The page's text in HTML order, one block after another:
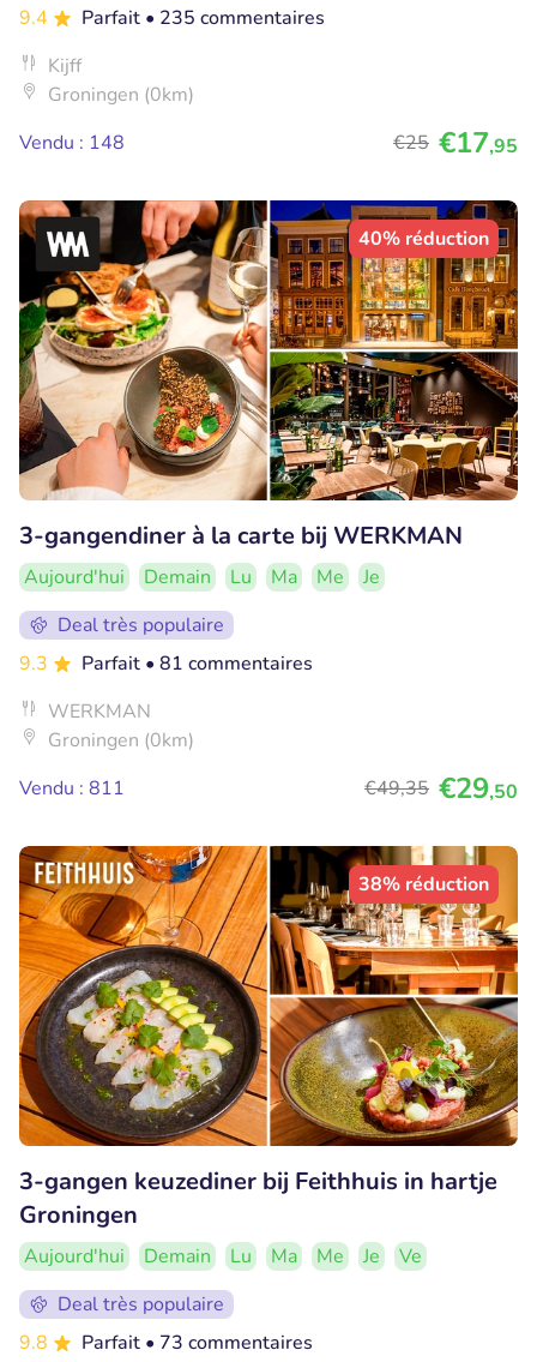
9.4
Parfait • 235 commentaires
Kijff
Groningen (0km)
Vendu : 148
€25 €17,95
40% réduction
3-gangendiner à la carte bij WERKMAN
Aujourd'hui Demain Lu Ma Me
Je
Deal très populaire
9.3
Parfait • 81 commentaires
WERKMAN
Groningen (0km)
Vendu : 811
€49,35 €29,50
38% réduction
3-gangen keuzediner bij Feithhuis in hartje
Groningen
Aujourd'hui Demain Lu Ma Me Je
Ve
Deal très populaire
9.8
Parfait • 73 commentaires